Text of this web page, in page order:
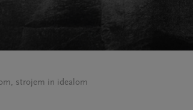
strojem in idealom